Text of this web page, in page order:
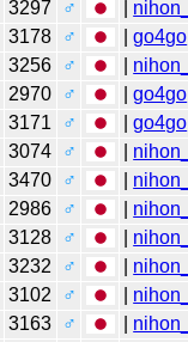
3297 ♂
3178 ♂ |go4go
3256 ♂
2970 ♂ |go4go
3171 ♂ |go4go
3074 ♂
3470 ♂
2986 ♂
3128 ♂
3232 ♂
3102 ♂
3163 ♂